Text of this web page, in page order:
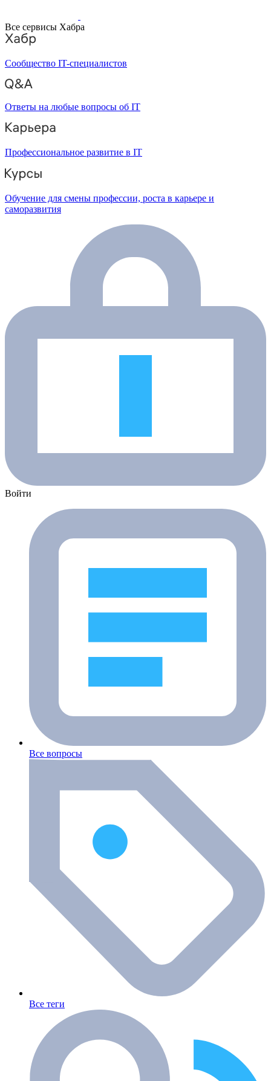
Все сервисы Хабра
Сообщество IT-специалистов
Ответы на любые вопросы об IT
Профессиональное развитие в IT
Обучение для смены профессии, роста в карьере и
саморазвития
Войти
Все вопросы
Все теги